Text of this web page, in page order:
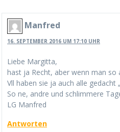
Manfred
16. SEPTEMBER 2016 UM 17:10 UHR
Liebe Margitta,
hast ja Recht, aber wenn man
Vll haben sie ja auch alle gedacht
So ne, andre und schlimmere
LG Manfred
Antworten